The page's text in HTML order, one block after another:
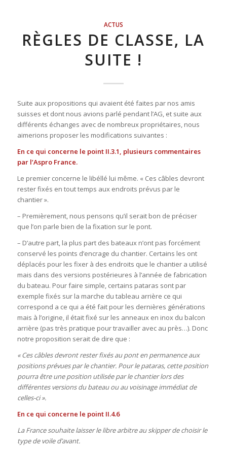
ACTUS
RÈGLES DE CLASSE, LA
SUITE !
Suite aux propositions qui avaient été faites par nos amis
suisses et dont nous avions parlé pendant l’AG, et suite aux
différents échanges avec de nombreux propriétaires, nous
aimerions proposer les modifications suivantes :
En ce qui concerne le point II.3.1, plusieurs commentaires
par l’Aspro France.
Le premier concerne le libéllé lui même. « Ces câbles devront
rester fixés en tout temps aux endroits prévus par le
chantier ».
– Premièrement, nous pensons qu’il serait bon de préciser
que l’on parle bien de la fixation sur le pont.
– D’autre part, la plus part des bateaux n’ont pas forcément
conservé les points d’encrage du chantier. Certains les ont
déplacés pour les fixer à des endroits que le chantier a utilisé
mais dans des versions postérieures à l’année de fabrication
du bateau. Pour faire simple, certains pataras sont par
exemple fixés sur la marche du tableau arrière ce qui
correspond a ce qui a été fait pour les dernières générations
mais à l’origine, il était fixé sur les anneaux en inox du balcon
arrière (pas très pratique pour travailler avec au près…). Donc
notre proposition serait de dire que :
« Ces câbles devront rester fixés au pont en permanence aux
positions prévues par le chantier. Pour le pataras, cette position
pourra être une position utilisée par le chantier lors des
différentes versions du bateau ou au voisinage immédiat de
celles-ci ».
En ce qui concerne le point II.4.6
La France souhaite laisser le libre arbitre au skipper de choisir le
type de voile d’avant.